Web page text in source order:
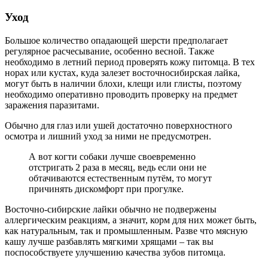
Уход
Большое количество опадающей шерсти предполагает
регулярное расчесывание, особенно весной. Также
необходимо в летний период проверять кожу питомца. В тех
норах или кустах, куда залезет восточносибирская лайка,
могут быть в наличии блохи, клещи или глисты, поэтому
необходимо оперативно проводить проверку на предмет
заражения паразитами.
Обычно для глаз или ушей достаточно поверхностного
осмотра и лишний уход за ними не предусмотрен.
А вот когти собаки лучше своевременно
отстригать 2 раза в месяц, ведь если они не
обтачиваются естественным путём, то могут
причинять дискомфорт при прогулке.
Восточно-сибирские лайки обычно не подвержены
аллергическим реакциям, а значит, корм для них может быть,
как натуральным, так и промышленным. Разве что мясную
кашу лучше разбавлять мягкими хрящами – так вы
поспособствуете улучшению качества зубов питомца.